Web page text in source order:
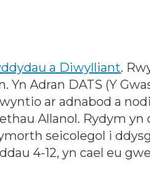
a Diwylliant.
Adran DATS (Y
ar adnabod a
Allanol. Rydym
seicolegol i
4-12, yn cael eu